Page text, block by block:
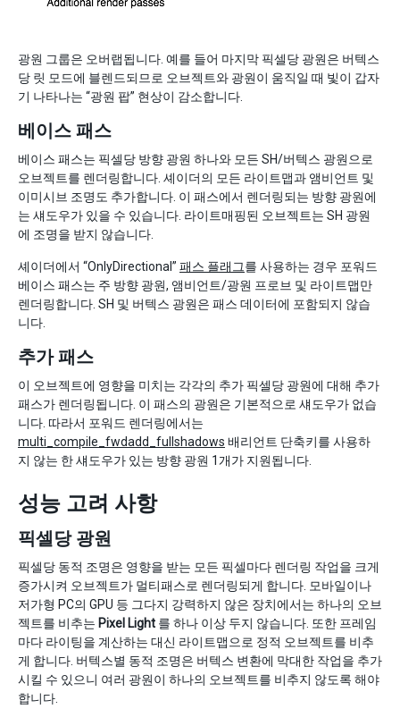
광원 그룹은 오버랩됩니다. 예를 들어 마지막 픽셀당 광원은 버텍스
당 릿 모드에 블렌드되므로 오브젝트와 광원이 움직일 때 빛이 갑자
기 나타나는 “광원 팝” 현상이 감소합니다.
베이스 패스
베이스 패스는 픽셀당 방향 광원 하나와 모든 SH/버텍스 광원으로
오브젝트를 렌더링합니다. 셰이더의 모든 라이트맵과 앰비언트 및
이미시브 조명도 추가합니다. 이 패스에서 렌더링되는 방향 광원에
는 섀도우가 있을 수 있습니다. 라이트매핑된 오브젝트는 SH 광원
에 조명을 받지 않습니다.
셰이더에서 “OnlyDirectional” 패스 플래그를 사용하는 경우 포워드
베이스 패스는 주 방향 광원, 앰비언트/광원 프로브 및 라이트맵만
렌더링합니다. SH 및 버텍스 광원은 패스 데이터에 포함되지 않습
니다.
추가 패스
이 오브젝트에 영향을 미치는 각각의 추가 픽셀당 광원에 대해 추가
패스가 렌더링됩니다. 이 패스의 광원은 기본적으로 섀도우가 없습
니다. 따라서 포워드 렌더링에서는
multi_compile_fwdadd_fullshadows 배리언트 단축키를 사용하
지 않는 한 섀도우가 있는 방향 광원 1개가 지원됩니다.
성능 고려 사항
픽셀당 광원
픽셀당 동적 조명은 영향을 받는 모든 픽셀마다 렌더링 작업을 크게
증가시켜 오브젝트가 멀티패스로 렌더링되게 합니다. 모바일이나
저가형 PC의 GPU 등 그다지 강력하지 않은 장치에서는 하나의 오브
젝트를 비추는 Pixel Light 를 하나 이상 두지 않습니다. 또한 프레임
마다 라이팅을 계산하는 대신 라이트맵으로 정적 오브젝트를 비추
게 합니다. 버텍스별 동적 조명은 버텍스 변환에 막대한 작업을 추가
시킬 수 있으니 여러 광원이 하나의 오브젝트를 비추지 않도록 해야
합니다.